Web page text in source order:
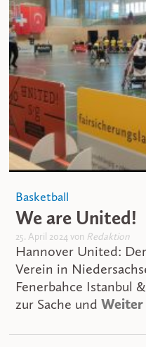
Basketball
We are United!
25. April 2024 von Redaktion
Hannover United:
Verein in
Fenerbahce Istanbul
zur Sache und